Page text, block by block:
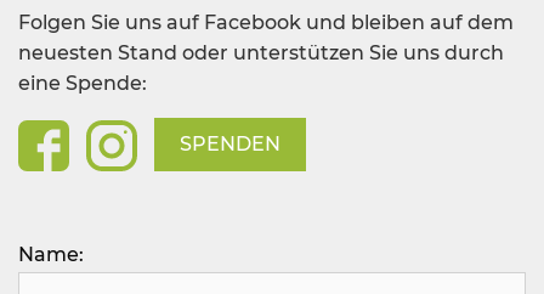
Name:
Folgen Sie uns auf Facebook und bleiben auf dem
neuesten Stand oder unterstützen Sie uns durch
eine Spende:
SPENDEN